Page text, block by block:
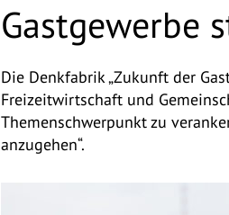
Gastgewerbe
Die Denkfabrik „Zukunft der
Freizeitwirtschaft und
Themenschwerpunkt zu
anzugehen“.